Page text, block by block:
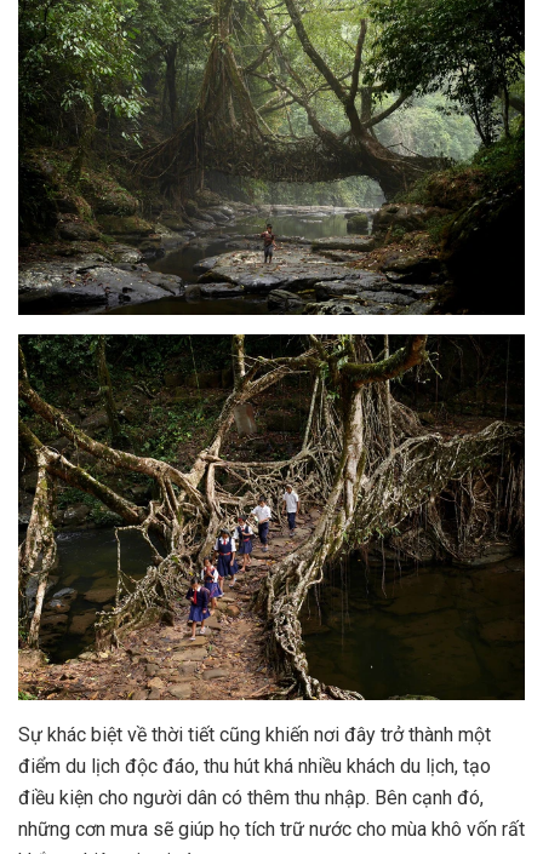
Sự khác biệt về thời tiết cũng khiến nơi đây trở thành một
điểm du lịch độc đáo, thu hút khá nhiều khách du lịch, tạo
điều kiện cho người dân có thêm thu nhập. Bên cạnh đó,
những cơn mưa sẽ giúp họ tích trữ nước cho mùa khô vốn rất